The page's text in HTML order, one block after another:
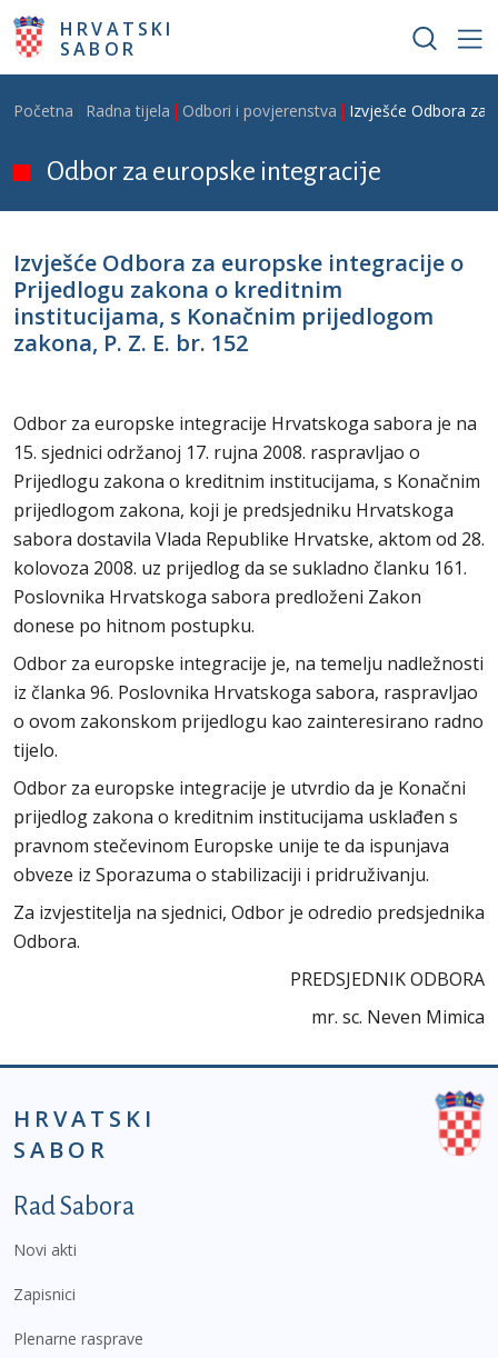
Skoči na glavni sadržaj
HRVATSKI
SABOR
Breadcrumb
Početna Radna tijela Odbori i povjerenstva Izvješće Odbora za
Odbor za europske integracije
Izvješće Odbora za europske integracije o
Prijedlogu zakona o kreditnim
institucijama, s Konačnim prijedlogom
zakona, P. Z. E. br. 152
Odbor za europske integracije Hrvatskoga sabora je na
15. sjednici održanoj 17. rujna 2008. raspravljao o
Prijedlogu zakona o kreditnim institucijama, s Konačnim
prijedlogom zakona, koji je predsjedniku Hrvatskoga
sabora dostavila Vlada Republike Hrvatske, aktom od 28.
kolovoza 2008. uz prijedlog da se sukladno članku 161.
Poslovnika Hrvatskoga sabora predloženi Zakon
donese po hitnom postupku.
Odbor za europske integracije je, na temelju nadležnosti
iz članka 96. Poslovnika Hrvatskoga sabora, raspravljao
o ovom zakonskom prijedlogu kao zainteresirano radno
tijelo.
Odbor za europske integracije je utvrdio da je Konačni
prijedlog zakona o kreditnim institucijama usklađen s
pravnom stečevinom Europske unije te da ispunjava
obveze iz Sporazuma o stabilizaciji i pridruživanju.
Za izvjestitelja na sjednici, Odbor je odredio predsjednika
Odbora.
PREDSJEDNIK ODBORA
mr. sc. Neven Mimica
HRVATSKI
SABOR
Podnožje prvi izbornik
Rad Sabora
Novi akti
Zapisnici
Plenarne rasprave